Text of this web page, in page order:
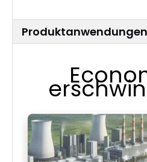
Produktanwendungen